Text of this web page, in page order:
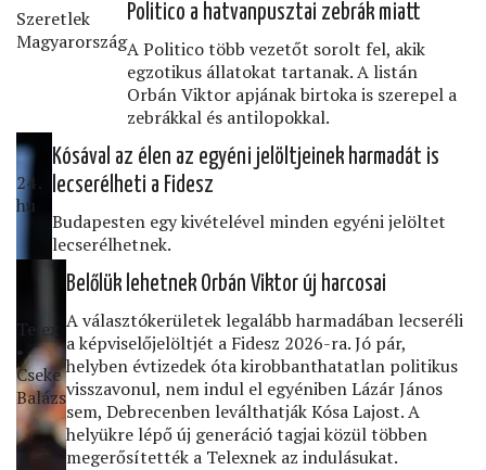
Szeretlek
Magyarország
Politico a hatvanpusztai zebrák miatt
A Politico több vezetőt sorolt fel, akik
egzotikus állatokat tartanak. A listán
Orbán Viktor apjának birtoka is szerepel a
zebrákkal és antilopokkal.
24․
hu
Kósával az élen az egyéni jelöltjeinek harmadát is
lecserélheti a Fidesz
Budapesten egy kivételével minden egyéni jelöltet
lecserélhetnek.
Telex
•
Cseke
Balázs
Belőlük lehetnek Orbán Viktor új harcosai
A választókerületek legalább harmadában lecseréli
a képviselőjelöltjét a Fidesz 2026-ra. Jó pár,
helyben évtizedek óta kirobbanthatatlan politikus
visszavonul, nem indul el egyéniben Lázár János
sem, Debrecenben leválthatják Kósa Lajost. A
helyükre lépő új generáció tagjai közül többen
megerősítették a Telexnek az indulásukat.